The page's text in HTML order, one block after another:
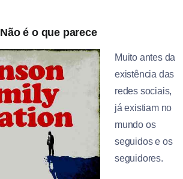
Não é o que parece
Muito antes da
existência das
redes sociais,
já existiam no
mundo os
seguidos e os
seguidores.